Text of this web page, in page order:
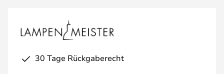
30 Tage Rückgaberecht